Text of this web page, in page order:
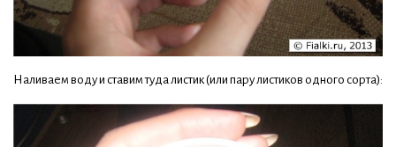
Наливаем воду и ставим туда листик (или пару листиков одного сорта):